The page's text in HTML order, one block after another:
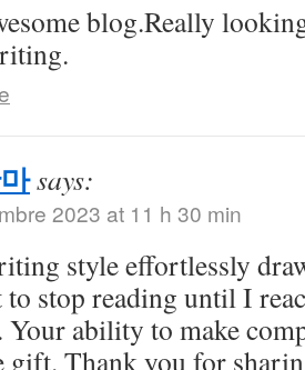
blog.Really
says:
2023 at 11 h 30 min
style effortlessly
stop reading until I
Your ability to make
gift. Thank you for